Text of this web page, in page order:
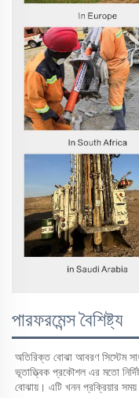
পারফরমেন্স বৈশিষ্ট্য
অতিরিক্ত বোঝা আবরণ সিস্টেম
ভূতাত্ত্বিক প্রকৌশল এর মতো
বোঝায়। এটি খনন প্রক্রিয়ার সময়